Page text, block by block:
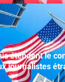
étendent le
journalistes